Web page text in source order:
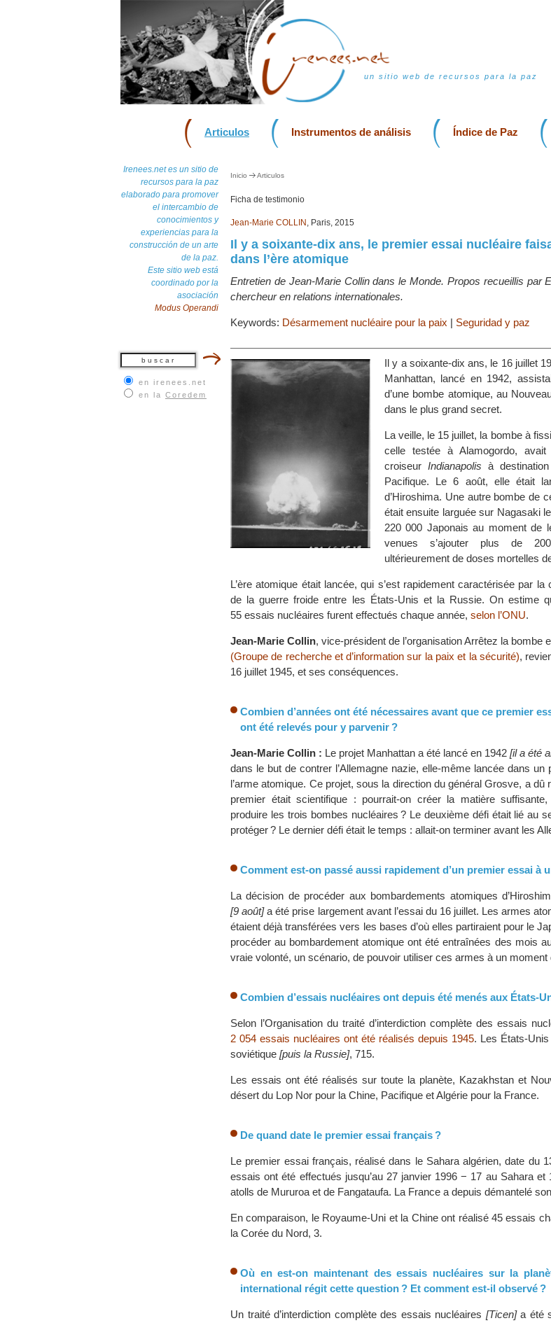
un sitio web de recursos para la paz
Articulos Instrumentos de análisis Índice de Paz
Irenees.net es un sitio de
recursos para la paz
elaborado para promover
el intercambio de
conocimientos y
experiencias para la
construcción de un arte
de la paz.
Este sitio web está
coordinado por la
asociación
Modus Operandi
en irenees.net
en la Coredem
Inicio Articulos
Ficha de testimonio
Jean-Marie COLLIN , Paris, 2015
Il y a soixante-dix ans, le premier essai nucléaire
dans l’ère atomique
Entretien de Jean-Marie Collin dans le Monde. Propos recueillis par
chercheur en relations internationales.
Keywords: Désarmement nucléaire pour la paix | Seguridad y paz
Il y a soixante-dix ans, le 16 juillet
Manhattan, lancé en 1942,
d’une bombe atomique, au
dans le plus grand secret.
La veille, le 15 juillet, la bombe à
celle testée à Alamogordo,
croiseurIndianapolis à
Pacifique. Le 6 août, elle était
d’Hiroshima. Une autre bombe de
était ensuite larguée sur Nagasaki
220 000 Japonais au moment de
venues s’ajouter plus de
ultérieurement de doses mortelles
L’ère atomique était lancée, qui s’est rapidement caractérisée par
de la guerre froide entre les États-Unis et la Russie. On estime
55 essais nucléaires furent effectués chaque année, selon l’ONU.
Jean-Marie Collin, vice-président de l’organisation Arrêtez la bombe
(Groupe de recherche et d’information sur la paix et la sécurité),
16 juillet 1945, et ses conséquences.
Combien d’années ont été nécessaires avant que ce premier
ont été relevés pour y parvenir ?
Jean-Marie Collin : Le projet Manhattan a été lancé en 1942 [il a été
dans le but de contrer l’Allemagne nazie, elle-même lancée dans
l’arme atomique. Ce projet, sous la direction du général Grosve, a
premier était scientifique : pourrait-on créer la matière
produire les trois bombes nucléaires ? Le deuxième défi était lié au
protéger ? Le dernier défi était le temps : allait-on terminer avant les
Comment est-on passé aussi rapidement d’un premier essai à
La décision de procéder aux bombardements atomiques
[9 août]a été prise largement avant l’essai du 16 juillet. Les armes
étaient déjà transférées vers les bases d’où elles partiraient pour le
procéder au bombardement atomique ont été entraînées des mois
vraie volonté, un scénario, de pouvoir utiliser ces armes à un moment
Combien d’essais nucléaires ont depuis été menés aux États-
Selon l’Organisation du traité d’interdiction complète des essais
2 054 essais nucléaires ont été réalisés depuis 1945. Les États-Unis
soviétique [puis la Russie], 715.
Les essais ont été réalisés sur toute la planète, Kazakhstan et
désert du Lop Nor pour la Chine, Pacifique et Algérie pour la France.
De quand date le premier essai français ?
Le premier essai français, réalisé dans le Sahara algérien, date du
essais ont été effectués jusqu’au 27 janvier 1996 − 17 au Sahara
atolls de Mururoa et de Fangataufa. La France a depuis démantelé
En comparaison, le Royaume-Uni et la Chine ont réalisé 45 essais
la Corée du Nord, 3.
Où en est-on maintenant des essais nucléaires sur la
international régit cette question ? Et comment est-il observé ?
Un traité d’interdiction complète des essais nucléaires [Ticen]a été